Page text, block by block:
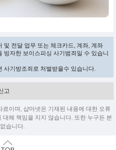
및 전달 업무 또는 체크카드, 계좌, 계좌
빙자한 보이스피싱 사기범죄일 수 있습니
사기방조죄로 처벌받을수 있습니다.
고
이며, 샵마넷은 기재된 내용에 대한 오류
해 책임을 지지 않습니다. 또한 누구든 본
습니다.